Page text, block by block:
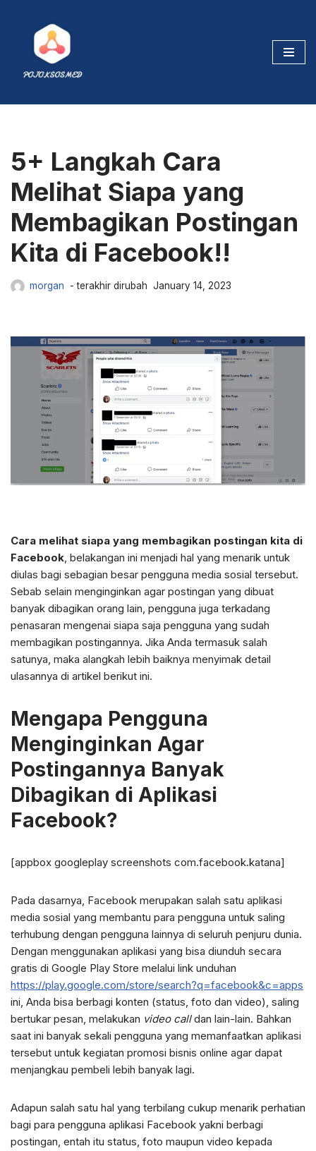
content
5+ Langkah Cara
Melihat Siapa yang
Membagikan Postingan
Kita di Facebook!!
morgan January 14, 2023
Cara melihat siapa yang membagikan postingan kita di
Facebook, belakangan ini menjadi hal yang menarik untuk
diulas bagi sebagian besar pengguna media sosial tersebut.
Sebab selain menginginkan agar postingan yang dibuat
banyak dibagikan orang lain, pengguna juga terkadang
penasaran mengenai siapa saja pengguna yang sudah
membagikan postingannya. Jika Anda termasuk salah
satunya, maka alangkah lebih baiknya menyimak detail
ulasannya di artikel berikut ini.
Mengapa Pengguna
Menginginkan Agar
Postingannya Banyak
Dibagikan di Aplikasi
Facebook?
[appbox googleplay screenshots com.facebook.katana]
Pada dasarnya, Facebook merupakan salah satu aplikasi
media sosial yang membantu para pengguna untuk saling
terhubung dengan pengguna lainnya di seluruh penjuru dunia.
Dengan menggunakan aplikasi yang bisa diunduh secara
gratis di Google Play Store melalui link unduhan
https://play.google.com/store/search?q=facebook&c=apps
ini, Anda bisa berbagi konten (status, foto dan video), saling
bertukar pesan, melakukan video calldan lain-lain. Bahkan
saat ini banyak sekali pengguna yang memanfaatkan aplikasi
tersebut untuk kegiatan promosi bisnis online agar dapat
menjangkau pembeli lebih banyak lagi.
Adapun salah satu hal yang terbilang cukup menarik perhatian
bagi para pengguna aplikasi Facebook yakni berbagi
postingan, entah itu status, foto maupun video kepada